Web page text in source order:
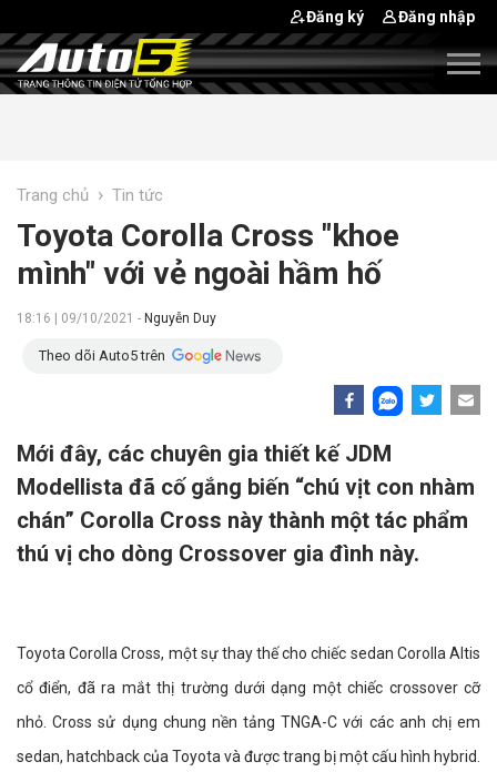
Đăng ký Đăng nhập
Trang chủ › Tin tức
Toyota Corolla Cross "khoe
mình" với vẻ ngoài hầm hố
18:16 | 09/10/2021 - Nguyễn Duy
Theo dõi Auto5 trên
Mới đây, các chuyên gia thiết kế JDM
Modellista đã cố gắng biến “chú vịt con nhàm
chán” Corolla Cross này thành một tác phẩm
thú vị cho dòng Crossover gia đình này.
Toyota Corolla Cross, một sự thay thế cho chiếc sedan Corolla Altis
cổ điển, đã ra mắt thị trường dưới dạng một chiếc crossover cỡ
nhỏ. Cross sử dụng chung nền tảng TNGA-C với các anh chị em
sedan, hatchback của Toyota và được trang bị một cấu hình hybrid.